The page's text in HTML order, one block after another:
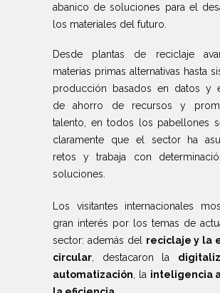
abanico de soluciones para el
los materiales del futuro.
Desde plantas de reciclaje
materias primas alternativas hasta
producción basados en datos y
de ahorro de recursos y
talento, en todos los pabellones
claramente que el sector ha
retos y trabaja con
soluciones.
Los visitantes internacionales
gran interés por los temas de
sector: además del reciclaje y la
circular , destacaron la
automatización , la inteligencia